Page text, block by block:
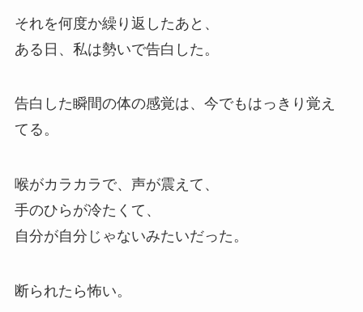
それを何度か繰り返したあと、
ある日、私は勢いで告白した。
告白した瞬間の体の感覚は、今でもはっきり覚え
てる。
喉がカラカラで、声が震えて、
手のひらが冷たくて、
自分が自分じゃないみたいだった。
断られたら怖い。